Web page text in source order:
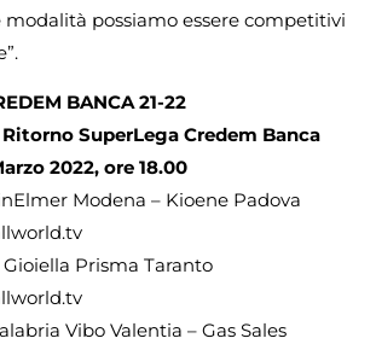
possiamo essere competitivi
BANCA 21-22
SuperLega Credem Banca
2022, ore 18.00
Modena – Kioene Padova
Prisma Taranto
Vibo Valentia – Gas Sales